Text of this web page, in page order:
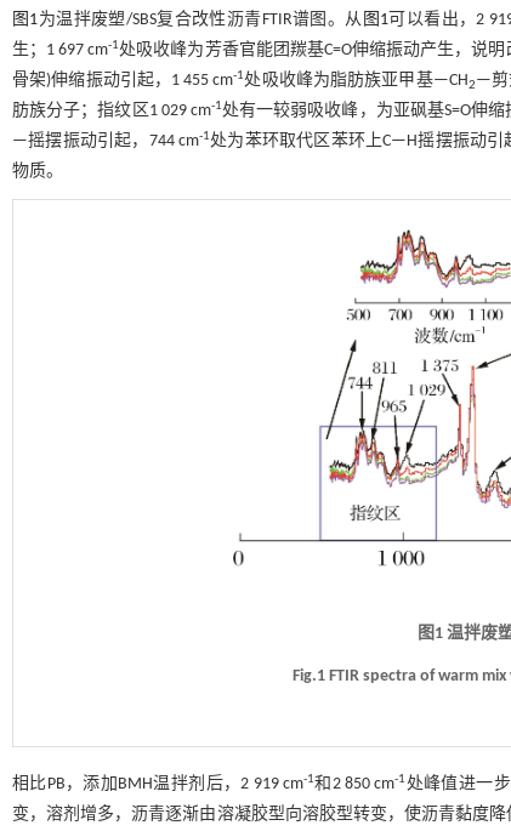
图1为温拌废塑/SBS复合改性沥青FTIR谱图。从 图1可以看出，2
生；1 697 cm-1处吸收峰为芳香官能团羰基C=O伸缩振动产生，说
骨架)伸缩振动引起，1 455 cm-1处吸收峰为脂肪族亚甲基—CH2—剪
肪族分子；指纹区1 029 cm-1处有一较弱吸收峰，为亚砜基S=O伸缩
—摇摆振动引起，744 cm-1处为苯环取代区苯环上C—H摇摆振动引
物质。
图1 温拌废
Fig.1 FTIR spectra of warm
相比PB，添加BMH温拌剂后，2 919 cm-1和2 850 cm-1处峰值进一
变，溶剂增多，沥青逐渐由溶凝胶型向溶胶型转变，使沥青黏度降